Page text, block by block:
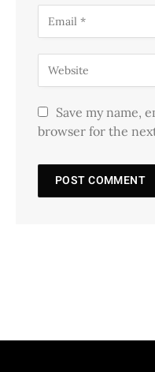
Save my name,
browser for the